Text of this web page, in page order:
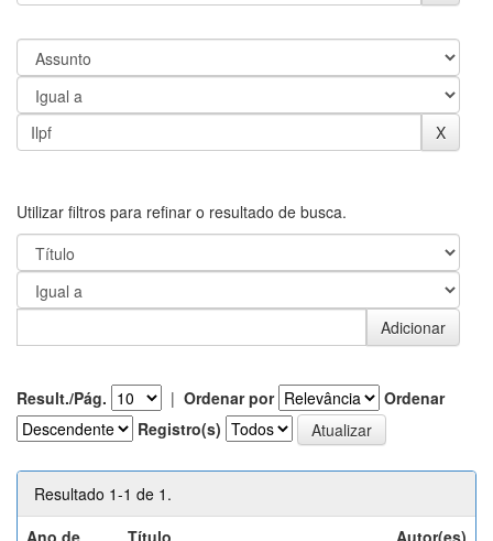
Utilizar filtros para refinar o resultado de busca.
Result./Pág. | Ordenar por
Ordenar
Registro(s)
Resultado 1-1 de 1.
Ano de
Título Autor(es)